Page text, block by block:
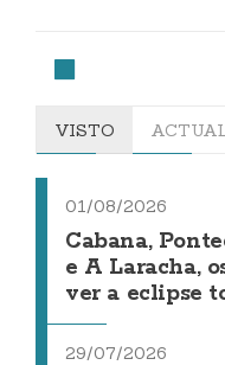
VISTO
01/08/2026
Cabana,
e A Laracha,
ver a eclipse
29/07/2026